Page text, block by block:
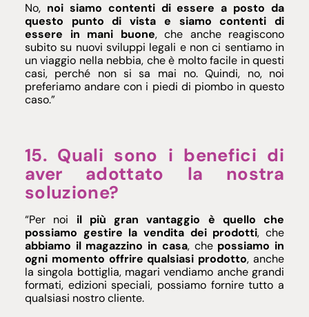
No, noi siamo contenti di essere a posto da
questo punto di vista e siamo contenti di
essere in mani buone, che anche reagiscono
subito su nuovi sviluppi legali e non ci sentiamo in
un viaggio nella nebbia, che è molto facile in questi
casi, perché non si sa mai no. Quindi, no, noi
preferiamo andare con i piedi di piombo in questo
caso.”
15. Quali sono i benefici di
aver adottato la nostra
soluzione?
“Per noi il più gran vantaggio è quello che
possiamo gestire la vendita dei prodotti, che
abbiamo il magazzino in casa, che possiamo in
ogni momento offrire qualsiasi prodotto, anche
la singola bottiglia, magari vendiamo anche grandi
formati, edizioni speciali, possiamo fornire tutto a
qualsiasi nostro cliente.